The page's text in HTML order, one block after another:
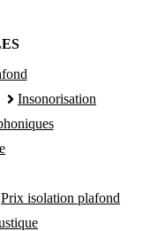
Insonorisation
Prix isolation plafond